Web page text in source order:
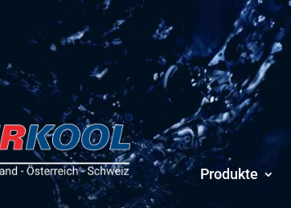
Produkte